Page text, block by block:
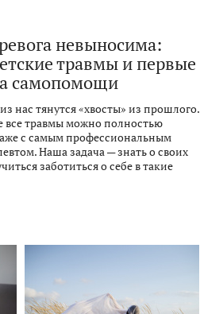
невыносима:
травмы и первые
самопомощи
нас тянутся «хвосты» из прошлого.
все травмы можно полностью
с самым профессиональным
Наша задача — знать о своих
заботиться о себе в такие